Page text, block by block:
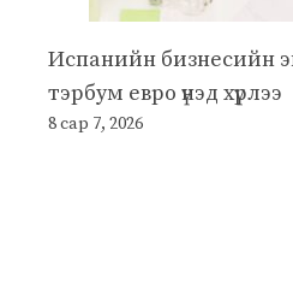
Испанийн бизнесийн
тэрбум евро үнэд хүрлээ
8 сар 7, 2026